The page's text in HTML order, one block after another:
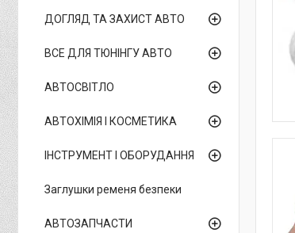
ДОГЛЯД ТА ЗАХИСТ АВТО
ВСЕ ДЛЯ ТЮНІНГУ АВТО
АВТОСВІТЛО
АВТОХІМІЯ І КОСМЕТИКА
ІНСТРУМЕНТ І ОБОРУДАННЯ
Заглушки ременя безпеки
АВТОЗАПЧАСТИ